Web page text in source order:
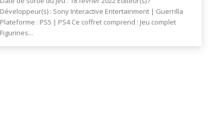
Développeur(s) : Sony Interactive Entertainment | Guerrilla
Plateforme : PS5 | PS4 Ce coffret comprend : Jeu complet
Figurines...